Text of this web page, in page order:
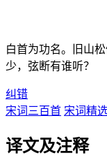
白首为功名。旧山
少，弦断有谁听？
纠错
宋词三百首 宋词精
译文及注释